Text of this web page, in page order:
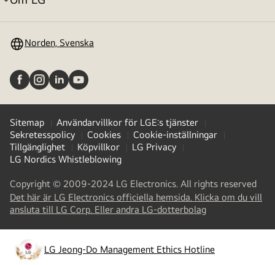
menyväxling
Norden, Svenska
Sitemap
Användarvillkor för LGE:s tjänster
Sekretesspolicy
Cookies
Cookie-inställningar
Tillgänglighet
Köpvillkor
LG Privacy
LG Nordics Whistleblowing
Copyright © 2009-2024 LG Electronics. All rights reserved
Det här är LG Electronics officiella hemsida. Klicka om du vill
ansluta till LG Corp. Eller andra LG-dotterbolag(
a
new
tab
LG Jeong-Do Management Ethics Hotline
opens